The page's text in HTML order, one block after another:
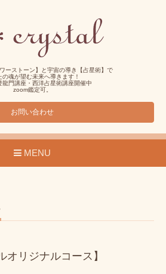
ーストーン】と宇宙の導き【占星術】で
の魂が望む未来へ導きます！
龍門講座・西洋占星術講座開催中
zoom鑑定可。
お問い合わせ
MENU
オリジナルコース】